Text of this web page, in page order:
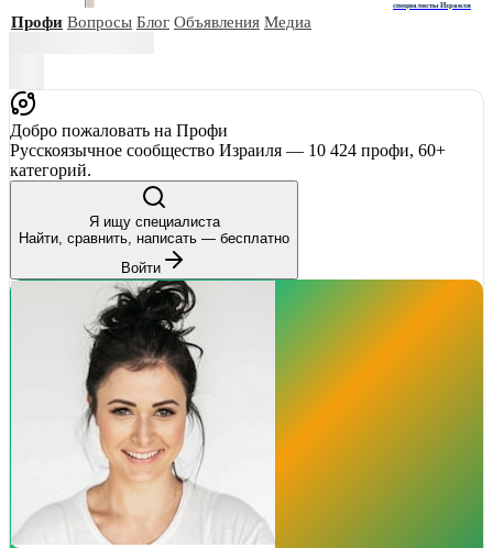
специалисты Израиля
Профи Вопросы Блог Объявления Медиа
Добро пожаловать на Профи
Русскоязычное сообщество Израиля — 10 424 профи, 60+
категорий.
Я ищу специалиста
Найти, сравнить, написать — бесплатно
Войти